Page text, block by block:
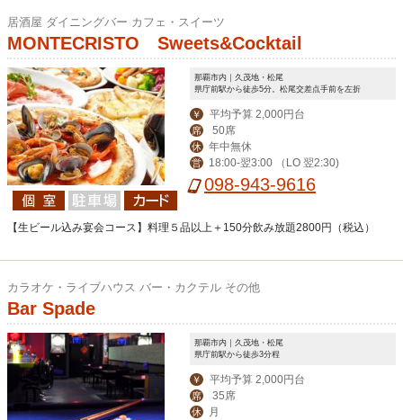
居酒屋 ダイニングバー カフェ・スイーツ
MONTECRISTO Sweets&Cocktail
那覇市内｜久茂地・松尾
県庁前駅から徒歩5分。松尾交差点手前を左折
￥ 平均予算 2,000円台
席 50席
休 年中無休
営 18:00-翌3:00 （LO 翌2:30)
098-943-9616
【生ビール込み宴会コース】料理５品以上＋150分飲み放題2800円（税込）
カラオケ・ライブハウス バー・カクテル その他
Bar Spade
那覇市内｜久茂地・松尾
県庁前駅から徒歩3分程
￥ 平均予算 2,000円台
席 35席
休 月